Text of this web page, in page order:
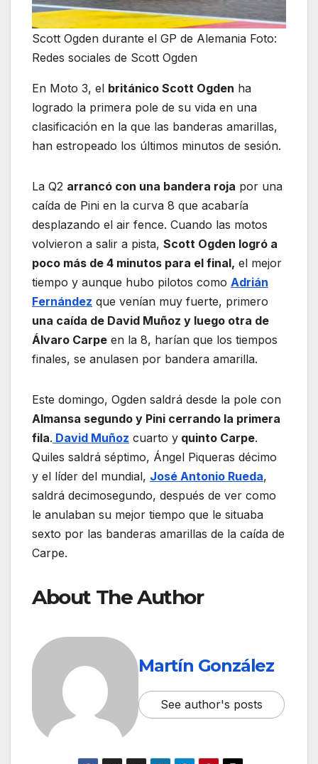
Scott Ogden durante el GP de Alemania Foto:
Redes sociales de Scott Ogden
En Moto 3, el británico Scott Ogden ha
logrado la primera pole de su vida en una
clasificación en la que las banderas amarillas,
han estropeado los últimos minutos de sesión.
La Q2 arrancó con una bandera roja por una
caída de Pini en la curva 8 que acabaría
desplazando el air fence. Cuando las motos
volvieron a salir a pista, Scott Ogden logró a
poco más de 4 minutos para el final, el mejor
tiempo y aunque hubo pilotos como Adrián
Fernández que venían muy fuerte, primero
una caída de David Muñoz y luego otra de
Álvaro Carpe en la 8, harían que los tiempos
finales, se anulasen por bandera amarilla.
Este domingo, Ogden saldrá desde la pole con
Almansa segundo y Pini cerrando la primera
fila. David Muñoz cuarto y quinto Carpe.
Quiles saldrá séptimo, Ángel Piqueras décimo
y el líder del mundial, José Antonio Rueda,
saldrá decimosegundo, después de ver como
le anulaban su mejor tiempo que le situaba
sexto por las banderas amarillas de la caída de
Carpe.
About The Author
Martín González
See author's posts